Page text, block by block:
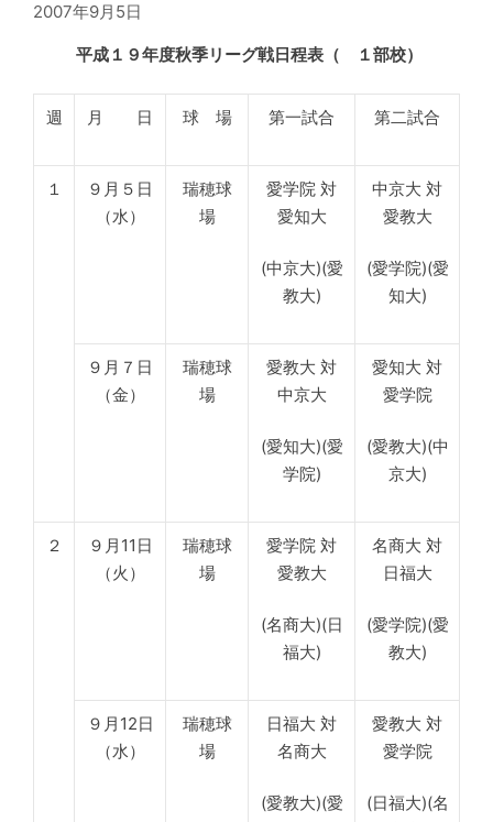
2007年9月5日
平成１９年度秋季リーグ戦日程表（ １部校）
週 月 日 球 場 第一試合 第二試合
１
９月５日
（水）
瑞穂球
場
愛学院 対
愛知大
(中京大)(愛
教大)
中京大 対
愛教大
(愛学院)(愛
知大)
９月７日
（金）
瑞穂球
場
愛教大 対
中京大
(愛知大)(愛
学院)
愛知大 対
愛学院
(愛教大)(中
京大)
２
９月11日
（火）
瑞穂球
場
愛学院 対
愛教大
(名商大)(日
福大)
名商大 対
日福大
(愛学院)(愛
教大)
９月12日
（水）
瑞穂球
場
日福大 対
名商大
(愛教大)(愛
愛教大 対
愛学院
(日福大)(名